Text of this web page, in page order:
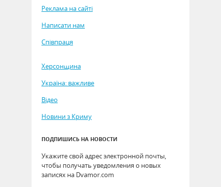
Реклама на сайті
Написати нам
Співпраця
Херсонщина
Україна: важливе
Відео
Новини з Криму
ПОДПИШИСЬ НА НОВОСТИ
Укажите свой адрес электронной почты,
чтобы получать уведомления о новых
записях на Dvamor.com